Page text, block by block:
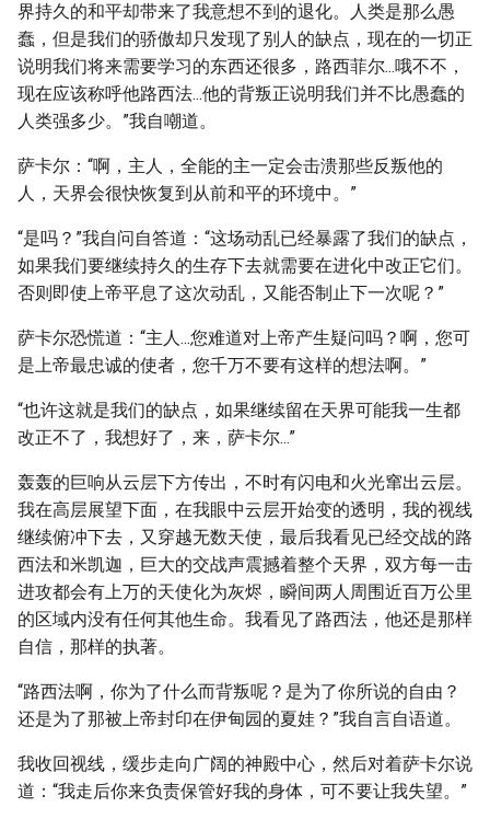
界持久的和平却带来了我意想不到的退化。人类是那么愚
蠢，但是我们的骄傲却只发现了别人的缺点，现在的一切正
说明我们将来需要学习的东西还很多，路西菲尔...哦不不，
现在应该称呼他路西法...他的背叛正说明我们并不比愚蠢的
人类强多少。”我自嘲道。
萨卡尔：“啊，主人，全能的主一定会击溃那些反叛他的
人，天界会很快恢复到从前和平的环境中。”
“是吗？”我自问自答道：“这场动乱已经暴露了我们的缺点，
如果我们要继续持久的生存下去就需要在进化中改正它们。
否则即使上帝平息了这次动乱，又能否制止下一次呢？”
萨卡尔恐慌道：“主人...您难道对上帝产生疑问吗？啊，您可
是上帝最忠诚的使者，您千万不要有这样的想法啊。”
“也许这就是我们的缺点，如果继续留在天界可能我一生都
改正不了，我想好了，来，萨卡尔...”
轰轰的巨响从云层下方传出，不时有闪电和火光窜出云层。
我在高层展望下面，在我眼中云层开始变的透明，我的视线
继续俯冲下去，又穿越无数天使，最后我看见已经交战的路
西法和米凯迦，巨大的交战声震撼着整个天界，双方每一击
进攻都会有上万的天使化为灰烬，瞬间两人周围近百万公里
的区域内没有任何其他生命。我看见了路西法，他还是那样
自信，那样的执著。
“路西法啊，你为了什么而背叛呢？是为了你所说的自由？
还是为了那被上帝封印在伊甸园的夏娃？”我自言自语道。
我收回视线，缓步走向广阔的神殿中心，然后对着萨卡尔说
道：“我走后你来负责保管好我的身体，可不要让我失望。”